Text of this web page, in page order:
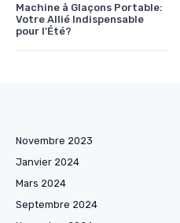
Machine à Glaçons Portable:
Votre Allié Indispensable
pour l'Été?
Novembre 2023
Janvier 2024
Mars 2024
Septembre 2024